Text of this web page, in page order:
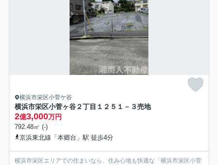
横浜市栄区小菅ケ谷
横浜市栄区小菅ヶ谷２丁目１２５１－３売地
2億3,000万円
792.48㎡ (-)
京浜東北線「本郷台」駅 徒歩4分
横浜市栄区エリアでの住まいなら、住み心地も快適な「横浜市栄区小菅